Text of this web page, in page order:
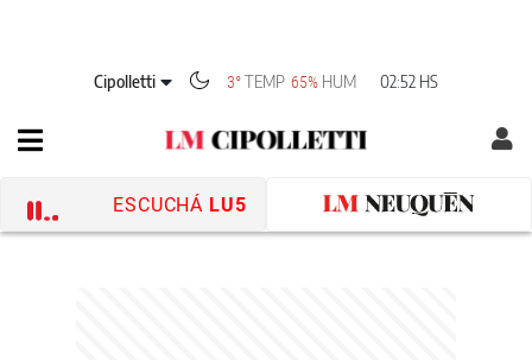
Cipolletti 3° TEMP 65% HUM 02:52 HS
ESCUCHÁ LU5